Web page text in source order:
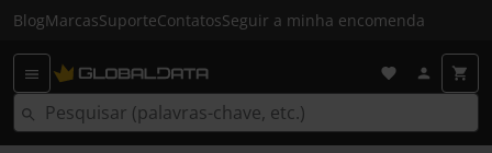
BlogMarcasSuporteContatosSeguir a minha encomenda